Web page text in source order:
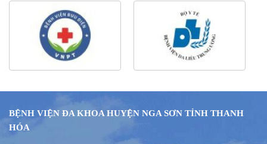
BỆNH VIỆN ĐA KHOA HUYỆN NGA SƠN TỈNH THANH
HÓA